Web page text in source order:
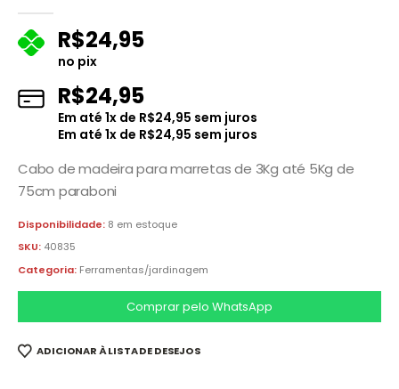
R$24,95
no pix
R$24,95
Em até 1x de R$24,95 sem juros
Em até 1x de R$24,95 sem juros
Cabo de madeira para marretas de 3Kg até 5Kg de
75cm paraboni
Disponibilidade: 8 em estoque
SKU: 40835
Categoria: Ferramentas/jardinagem
Comprar pelo WhatsApp
ADICIONAR À LISTA DE DESEJOS